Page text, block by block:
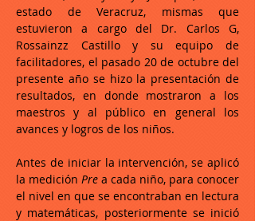
estado de Veracruz, mismas que
estuvieron a cargo del Dr. Carlos G,
Rossainzz Castillo y su equipo de
facilitadores, el pasado 20 de octubre del
presente año se hizo la presentación de
resultados, en donde mostraron a los
maestros y al público en general los
avances y logros de los niños.
Antes de iniciar la intervención, se aplicó
la medición Pre a cada niño, para conocer
el nivel en que se encontraban en lectura
y matemáticas, posteriormente se inició